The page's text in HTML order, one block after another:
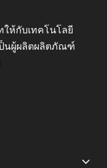
ให้กับเทคโนโลยี
ป็นผู้ผลิตผลิตภัณฑ์